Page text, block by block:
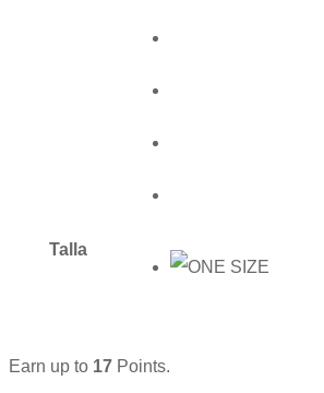
Talla
Earn up to 17 Points.